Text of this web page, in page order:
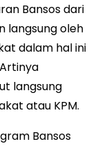
Bansos dari
langsung oleh
dalam hal ini
langsung
atau KPM.
Bansos